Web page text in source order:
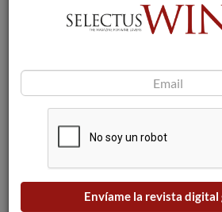
Comentarios
Envíame la revista digital